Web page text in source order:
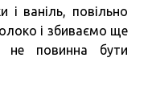
ваніль, повільно
і збиваємо ще
не повинна бути